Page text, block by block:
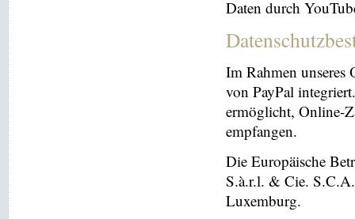
Daten durch
Im Rahmen unseres
von PayPal
ermöglicht, Online-
empfangen.
Die Europäische
S.à.r.l. & Cie.
Luxemburg.